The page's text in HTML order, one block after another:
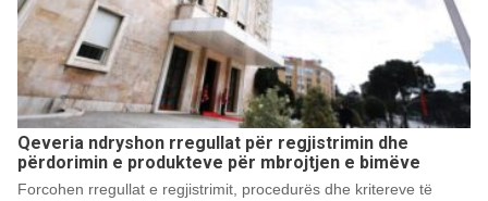
Qeveria ndryshon rregullat për regjistrimin dhe
përdorimin e produkteve për mbrojtjen e bimëve
Forcohen rregullat e regjistrimit, procedurës dhe kritereve të